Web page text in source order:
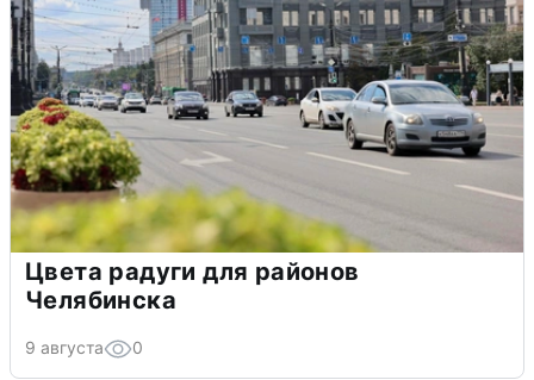
Цвета радуги для районов
Челябинска
9 августа 0